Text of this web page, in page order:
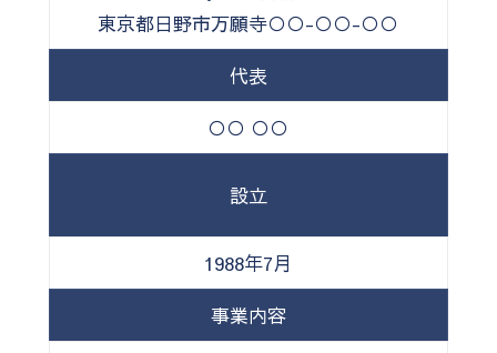
東京都日野市万願寺○○-○○-○○
代表
○○ ○○
設立
1988年7月
事業内容